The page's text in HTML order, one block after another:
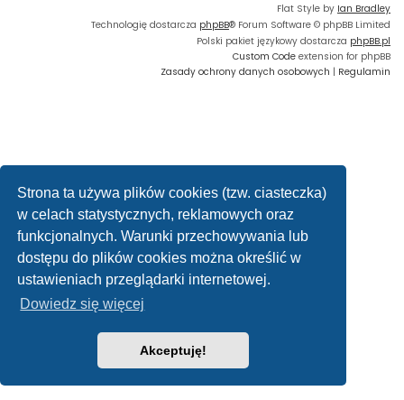
Strona ta używa plików cookies (tzw. ciasteczka)
w celach statystycznych, reklamowych oraz
funkcjonalnych. Warunki przechowywania lub
dostępu do plików cookies można określić w
ustawieniach przeglądarki internetowej.
Dowiedz się więcej
Akceptuję!
Flat Style by Ian Bradley
Technologię dostarcza phpBB® Forum Software © phpBB Limited
Polski pakiet językowy dostarcza phpBB.pl
Custom Code extension for phpBB
Zasady ochrony danych osobowych | Regulamin